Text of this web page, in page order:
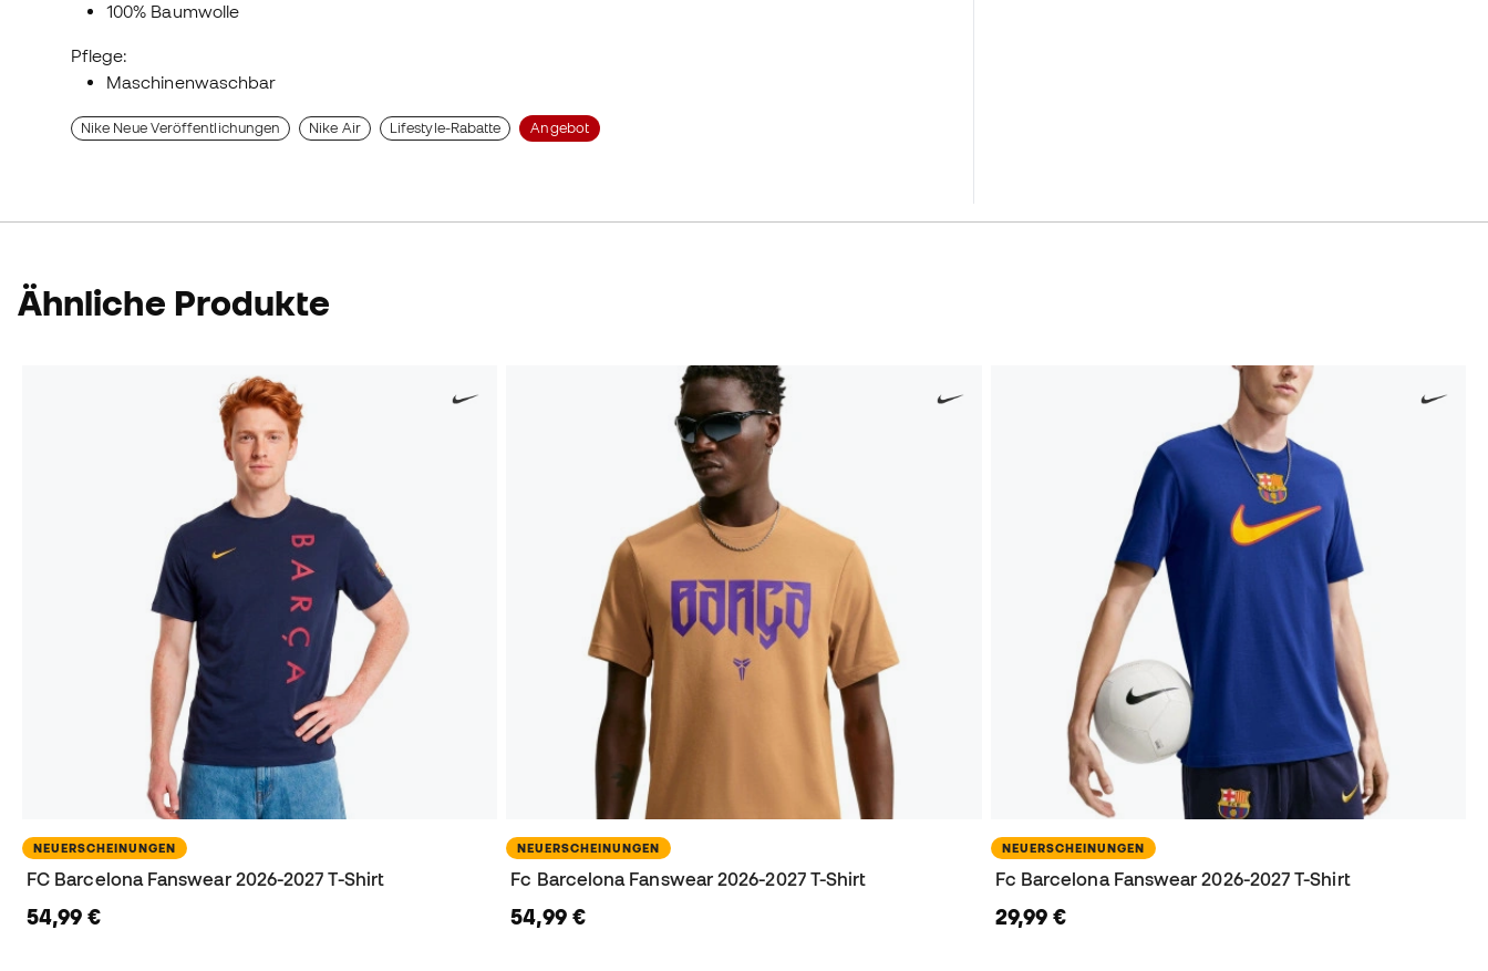
100% Baumwolle
Pflege:
Maschinenwaschbar
Nike Neue Veröffentlichungen Nike Air Lifestyle-Rabatte Angebot
Ähnliche Produkte
NEUERSCHEINUNGEN
FC Barcelona Fanswear 2026-2027 T-Shirt
54,99 €
NEUERSCHEINUNGEN
Fc Barcelona Fanswear 2026-2027 T-Shirt
54,99 €
NEUERSCHEINUNGEN
Fc Barcelona Fanswear 2026-2027 T-Shirt
29,99 €